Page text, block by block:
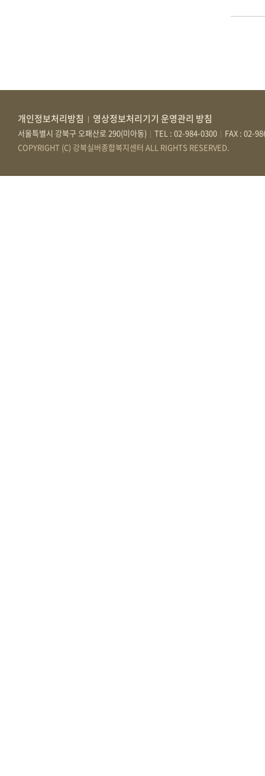
개인정보처리방침 영상정보처리기기 운영관리 방침
서울특별시 강북구 오패산로 290(미아동) | TEL : 02-984-0300 | FAX : 02-
COPYRIGHT (C) 강북실버종합복지센터 ALL RIGHTS RESERVED.